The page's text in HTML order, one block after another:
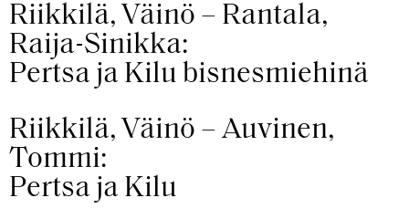
Riikkilä, Väinö – Rantala,
Raija-Sinikka:
Pertsa ja Kilu bisnesmiehinä
Riikkilä, Väinö – Auvinen,
Tommi:
Pertsa ja Kilu